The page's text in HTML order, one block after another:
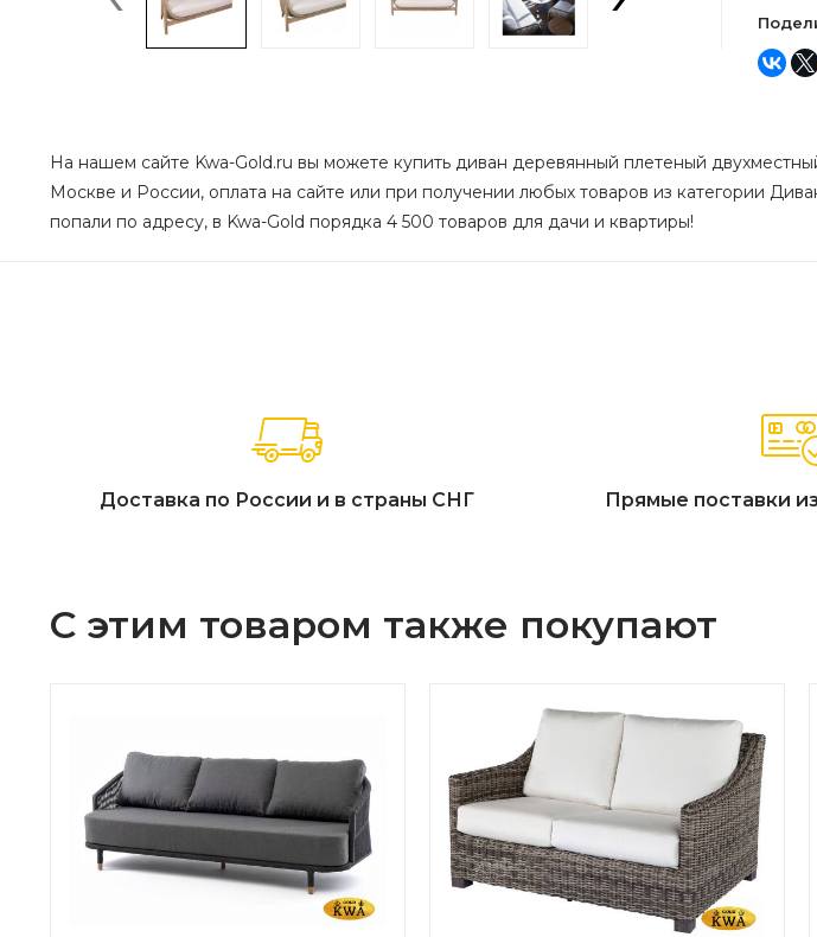
На нашем сайте Kwa-Gold.ru вы можете купить диван деревянный плетеный
Москве и России, оплата на сайте или при получении любых товаров из категории
попали по адресу, в Kwa-Gold порядка 4 500 товаров для дачи и квартиры!
Доставка по России и в страны СНГ Прямые поставки
С этим товаром также покупают